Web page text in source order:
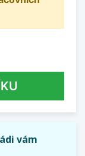
vám